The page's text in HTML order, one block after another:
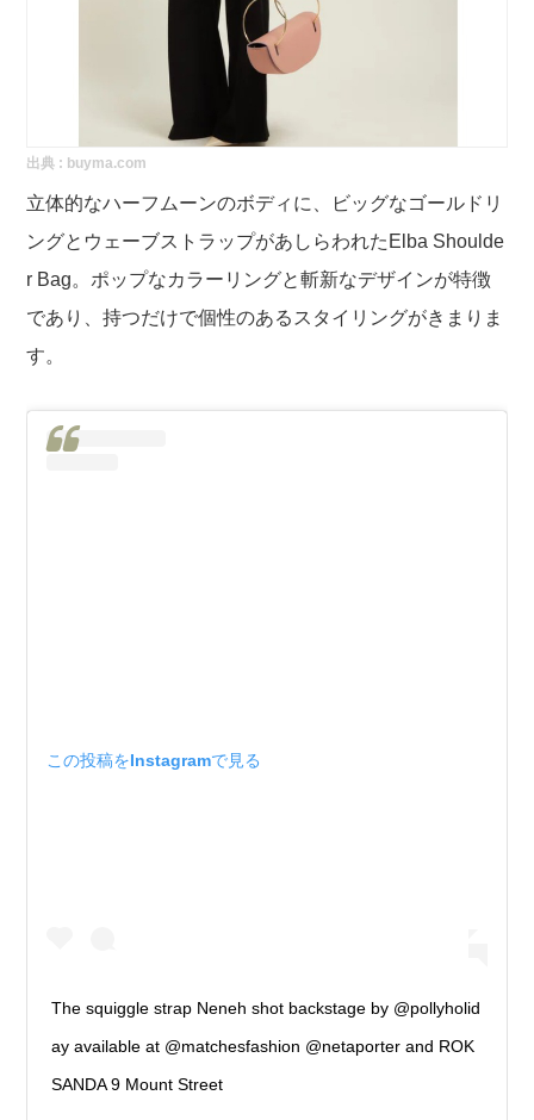
出典 : buyma.com
立体的なハーフムーンのボディに、ビッグなゴールドリ
ングとウェーブストラップがあしらわれたElba Shoulde
r Bag。ポップなカラーリングと斬新なデザインが特徴
であり、持つだけで個性のあるスタイリングがきまりま
す。
この投稿をInstagramで見る
The squiggle strap Neneh shot backstage by @pollyholid
ay available at @matchesfashion @netaporter and ROK
SANDA 9 Mount Street